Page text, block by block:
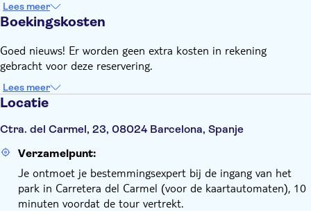
Lees meer
Boekingskosten
Goed nieuws! Er worden geen extra kosten in rekening
gebracht voor deze reservering.
Lees meer
Locatie
Ctra. del Carmel, 23, 08024 Barcelona, Spanje
Verzamelpunt:
Je ontmoet je bestemmingsexpert bij de ingang van het
park in Carretera del Carmel (voor de kaartautomaten), 10
minuten voordat de tour vertrekt.